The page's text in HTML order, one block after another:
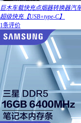
巨木车载快充点烟器转换器汽
超级快充【USB+type-C】
1条评价